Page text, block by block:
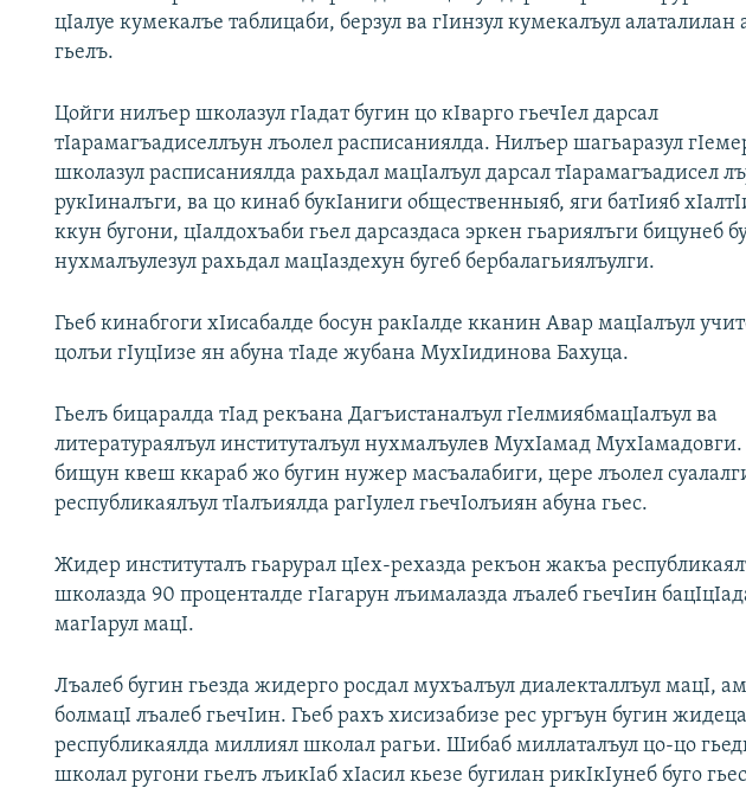
цIалуе кумекалъе таблицаби, берзул ва гIинзул кумекалъул алаталилан
гьелъ.
Цойги нилъер школазул гIадат бугин цо кIварго гьечIел дарсал
тIарамагъадиселлъун лъолел расписаниялда. Нилъер шагьаразул
школазул расписаниялда рахьдал мацIалъул дарсал тIарамагъадисел
рукIиналъги, ва цо кинаб букIаниги общественныяб, яги батIияб
ккун бугони, цIалдохъаби гьел дарсаздаса эркен гьариялъги бицунеб
нухмалъулезул рахьдал мацIаздехун бугеб бербалагьиялъулги.
Гьеб кинабгоги хIисабалде босун ракIалде кканин Авар мацIалъул
цолъи гIуцIизе ян абуна тIаде жубана МухIидинова Бахуца.
Гьелъ бицаралда тIад рекъана Дагъистаналъул гIелмиябмацIалъул ва
литератураялъул институталъул нухмалъулев МухIамад
бищун квеш ккараб жо бугин нужер масъалабиги, цере лъолел
республикаялъул тIалъиялда рагIулел гьечIолъиян абуна гьес.
Жидер институталъ гьарурал цIех-рехазда рекъон жакъа
школазда 90 проценталде гIагарун лъималазда лъалеб гьечIин
магIарул мацI.
Лъалеб бугин гьезда жидерго росдал мухъалъул диалекталлъул мацI,
болмацI лъалеб гьечIин. Гьеб рахъ хисизабизе рес ургъун бугин
республикаялда миллиял школал рагьи. Шибаб миллаталъул цо-цо
школал ругони гьелъ лъикIаб хIасил кьезе бугилан рикIкIунеб буго